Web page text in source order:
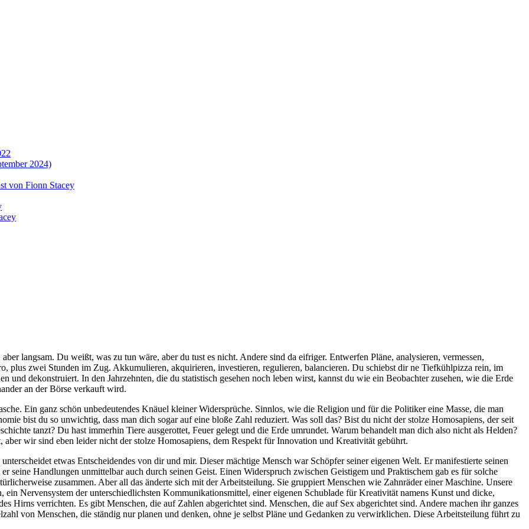
2024)
von Fionn Stacey
langsam. Du weißt, was zu tun wäre, aber du tust es nicht. Andere sind da eifriger. Entwerfen Pläne, analysieren, vermessen,
plus zwei Stunden im Zug. Akkumulieren, akquirieren, investieren, regulieren, balancieren. Du schiebst dir ne Tiefkühlpizza rein, im
und dekonstruiert. In den Jahrzehnten, die du statistisch gesehen noch leben wirst, kannst du wie ein Beobachter zusehen, wie die Erde
an der Börse verkauft wird.
Ein ganz schön unbedeutendes Knäuel kleiner Widersprüche. Sinnlos, wie die Religion und für die Politiker eine Masse, die man
bist du so unwichtig, dass man dich sogar auf eine bloße Zahl reduziert. Was soll das? Bist du nicht der stolze Homosapiens, der seit
tanzt? Du hast immerhin Tiere ausgerottet, Feuer gelegt und die Erde umrundet. Warum behandelt man dich also nicht als Helden?
wir sind eben leider nicht der stolze Homosapiens, dem Respekt für Innovation und Kreativität gebührt.
etwas Entscheidendes von dir und mir. Dieser mächtige Mensch war Schöpfer seiner eigenen Welt. Er manifestierte seinen
seine Handlungen unmittelbar auch durch seinen Geist. Einen Widerspruch zwischen Geistigem und Praktischem gab es für solche
zusammen. Aber all das änderte sich mit der Arbeitsteilung. Sie gruppiert Menschen wie Zahnräder einer Maschine. Unsere
Nervensystem der unterschiedlichsten Kommunikationsmittel, einer eigenen Schublade für Kreativität namens Kunst und dicke,
Hirns verrichten. Es gibt Menschen, die auf Zahlen abgerichtet sind. Menschen, die auf Sex abgerichtet sind. Andere machen ihr ganzes
von Menschen, die ständig nur planen und denken, ohne je selbst Pläne und Gedanken zu verwirklichen. Diese Arbeitsteilung führt zu